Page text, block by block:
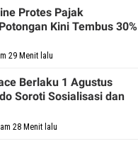
Protes Pajak
Kini Tembus 30%
29 Menit lalu
Berlaku 1 Agustus
Soroti Sosialisasi dan
28 Menit lalu